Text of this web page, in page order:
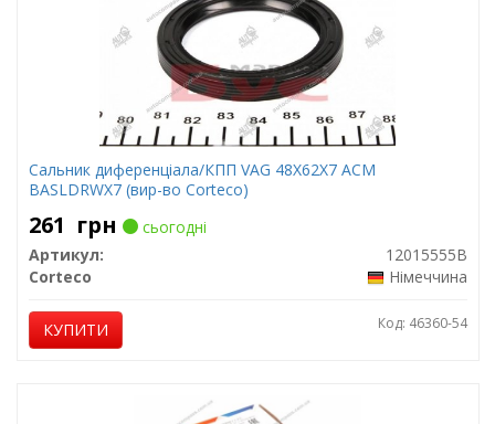
Сальник диференціала/КПП VAG 48X62X7 ACM
BASLDRWX7 (вир-во Corteco)
261 грн
сьогодні
Артикул:
12015555B
Corteco
Німеччина
КУПИТИ Код: 46360-54